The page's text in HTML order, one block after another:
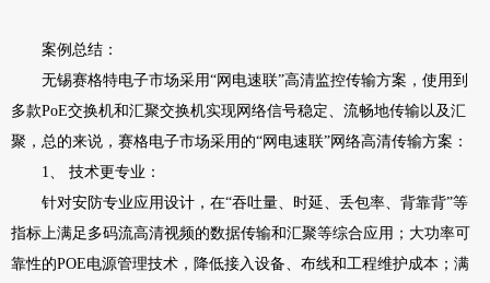
案例总结：
无锡赛格特电子市场采用“网电速联”高清监控传输方案，使用到
多款PoE交换机和汇聚交换机实现网络信号稳定、流畅地传输以及汇
聚，总的来说，赛格电子市场采用的“网电速联”网络高清传输方案：
1、 技术更专业：
针对安防专业应用设计，在“吞吐量、时延、丢包率、背靠背”等
指标上满足多码流高清视频的数据传输和汇聚等综合应用；大功率可
靠性的POE电源管理技术，降低接入设备、布线和工程维护成本；满